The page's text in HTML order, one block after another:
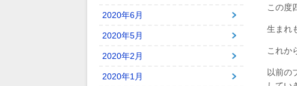
この度
生まれ
これか
以前の
2020年6月
2020年5月
2020年2月
2020年1月